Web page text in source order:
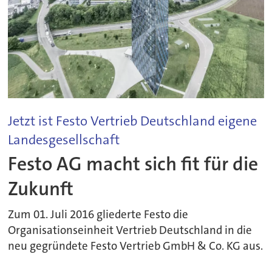
Jetzt ist Festo Vertrieb Deutschland eigene
Landesgesellschaft
Festo AG macht sich fit für die
Zukunft
Zum 01. Juli 2016 gliederte Festo die
Organisationseinheit Vertrieb Deutschland in die
neu gegründete Festo Vertrieb GmbH & Co. KG aus.